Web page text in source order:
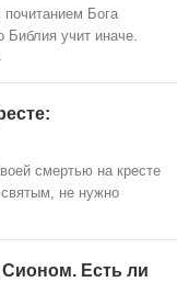
Бога
Библия учит иначе.
смертью на кресте
не нужно
Есть ли